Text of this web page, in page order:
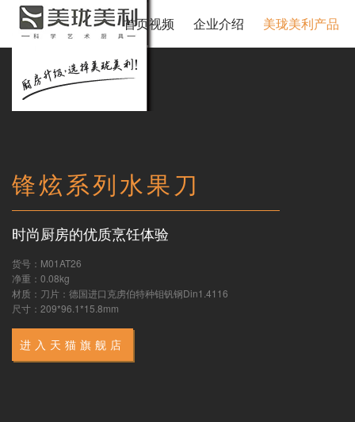
首页视频 企业介绍 美珑美利产品
锋炫系列水果刀
时尚厨房的优质烹饪体验
货号：M01AT26
净重：0.08kg
材质：刀片：德国进口克虏伯特种钼钒钢Din1.4116
尺寸：209*96.1*15.8mm
进入天猫旗舰店